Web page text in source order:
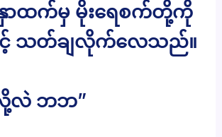
နှာထက်မှ မိုးရေစက်တို့ကို
င့် သတ်ချလိုက်လေသည်။
လို့လဲ ဘဘ”